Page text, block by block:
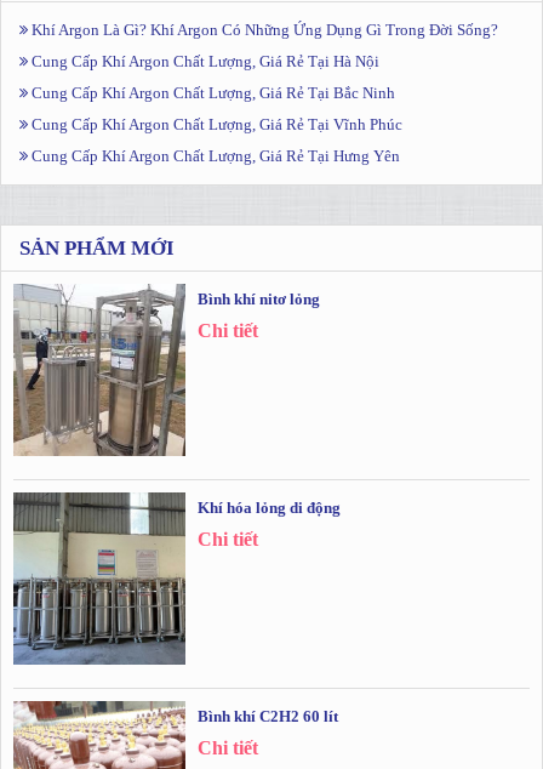
Khí Argon Là Gì? Khí Argon Có Những Ứng Dụng Gì Trong Đời Sống?
Cung Cấp Khí Argon Chất Lượng, Giá Rẻ Tại Hà Nội
Cung Cấp Khí Argon Chất Lượng, Giá Rẻ Tại Bắc Ninh
Cung Cấp Khí Argon Chất Lượng, Giá Rẻ Tại Vĩnh Phúc
Cung Cấp Khí Argon Chất Lượng, Giá Rẻ Tại Hưng Yên
SẢN PHẨM MỚI
Bình khí nitơ lỏng
Chi tiết
Khí hóa lỏng di động
Chi tiết
Bình khí C2H2 60 lít
Chi tiết